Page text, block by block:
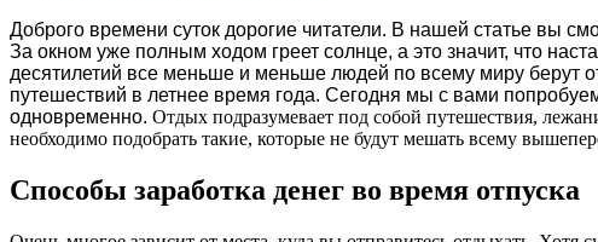
Доброго времени суток дорогие читатели. В нашей статье вы
За окном уже полным ходом греет солнце, а это значит, что
десятилетий все меньше и меньше людей по всему миру берут
путешествий в летнее время года. Сегодня мы с вами попробуем
одновременно. Отдых подразумевает под собой путешествия,
необходимо подобрать такие, которые не будут мешать всему
Способы заработка денег во время отпуска